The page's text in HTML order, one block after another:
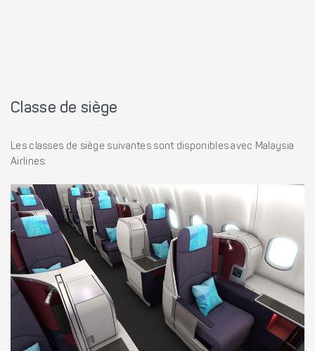
Classe de siège
Les classes de siège suivantes sont disponibles avec Malaysia
Airlines: